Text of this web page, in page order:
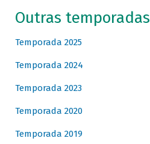
Outras temporadas
Temporada 2025
Temporada 2024
Temporada 2023
Temporada 2020
Temporada 2019